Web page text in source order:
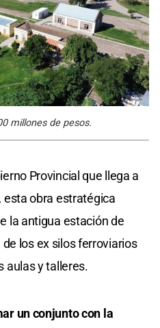
millones de pesos.
Provincial que llega a
esta obra estratégica
la antigua estación de
los ex silos ferroviarios
aulas y talleres.
un conjunto con la